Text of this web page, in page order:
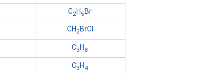
C2H5Br
CH 2BrCl
C3 H 8
C3 H 4